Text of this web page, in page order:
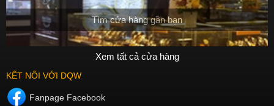
Tìm cửa hàng gần bạn
Xem tất cả cửa hàng
KẾT NỐI VỚI DQW
Fanpage Facebook